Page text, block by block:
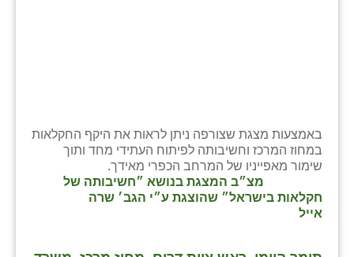
באמצעות מצגת שצורפה ניתן לראות את היקף החקלאות
במחוז המרכז וחשיבותה לפיתוח העתידי מחד ותוך
שימור מאפייניו של המרחב הכפרי מאידך.
מצ״ב המצגת בנושא ״חשיבותה של
חקלאות בישראל״ שהוצגת ע״י הגב׳ שרה
אייל
קורנית
קלחים
רועי
רמות השבים